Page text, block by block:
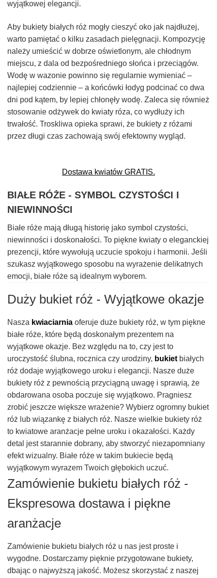
wyjątkowej elegancji.
Aby bukiety białych róż mogły cieszyć oko jak najdłużej,
warto pamiętać o kilku zasadach pielęgnacji. Kompozycję
należy umieścić w dobrze oświetlonym, ale chłodnym
miejscu, z dala od bezpośredniego słońca i przeciągów.
Wodę w wazonie powinno się regularnie wymieniać –
najlepiej codziennie – a końcówki łodyg podcinać co dwa
dni pod kątem, by lepiej chłonęły wodę. Zaleca się również
stosowanie odżywek do kwiaty róza, co wydłuży ich
trwałość. Troskliwa opieka sprawi, że bukiety z różami
przez długi czas zachowają swój efektowny wygląd.
Dostawa kwiatów GRATIS.
BIAŁE RÓŻE - SYMBOL CZYSTOŚCI I
NIEWINNOŚCI
Białe róże mają długą historię jako symbol czystości,
niewinności i doskonałości. To piękne kwiaty o eleganckiej
prezencji, które wywołują uczucie spokoju i harmonii. Jeśli
szukasz wyjątkowego sposobu na wyrażenie delikatnych
emocji, białe róże są idealnym wyborem.
Duży bukiet róż - Wyjątkowe okazje
Nasza kwiaciarnia oferuje duże bukiety róż, w tym piękne
białe róże, które będą doskonałym prezentem na
wyjątkowe okazje. Bez względu na to, czy jest to
uroczystość ślubna, rocznica czy urodziny, bukietbiałych
róż dodaje wyjątkowego uroku i elegancji. Nasze duże
bukiety róż z pewnością przyciągną uwagę i sprawią, że
obdarowana osoba poczuje się wyjątkowo. Pragniesz
zrobić jeszcze większe wrażenie? Wybierz ogromny bukiet
róż lub wiązankę z białych róż. Nasze wielkie bukiety róż
to kwiatowe aranżacje pełne uroku i okazałości. Każdy
detal jest starannie dobrany, aby stworzyć niezapomniany
efekt wizualny. Białe róże w takim bukiecie będą
wyjątkowym wyrazem Twoich głębokich uczuć.
Zamówienie bukietu białych róż -
Ekspresowa dostawa i piękne
aranżacje
Zamówienie bukietu białych róż u nas jest proste i
wygodne. Dostarczamy pięknie przygotowane bukiety,
dbając o najwyższą jakość. Możesz skorzystać z naszej